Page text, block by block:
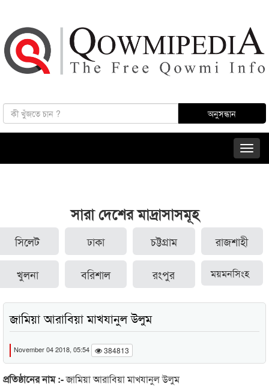
সারা দেশের মাদ্রাসাসমূহ
সিলেট ঢাকা চট্টগ্রাম রাজশাহী
খুলনা বরিশাল রংপুর ময়মনসিংহ
জামিয়া আরাবিয়া মাখযানুল উলুম
November 04 2018, 05:54 384813
প্রতিষ্ঠানের নাম :-জামিয়া আরাবিয়া মাখযানুল উলুম